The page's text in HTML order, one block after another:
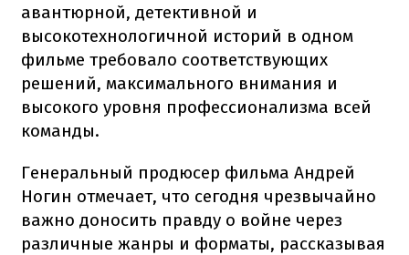
авантюрной, детективной и
высокотехнологичной историй в одном
фильме требовало соответствующих
решений, максимального внимания и
высокого уровня профессионализма всей
команды.
Генеральный продюсер фильма Андрей
Ногин отмечает, что сегодня чрезвычайно
важно доносить правду о войне через
различные жанры и форматы, рассказывая